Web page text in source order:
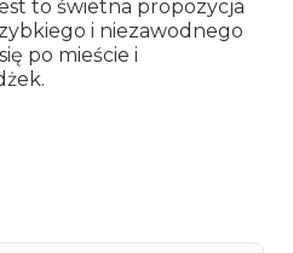
to świetna propozycja
i niezawodnego
po mieście i